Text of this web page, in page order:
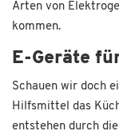
Arten von
kommen.
E-Geräte
Schauen wir doch
Hilfsmittel das
entstehen durch